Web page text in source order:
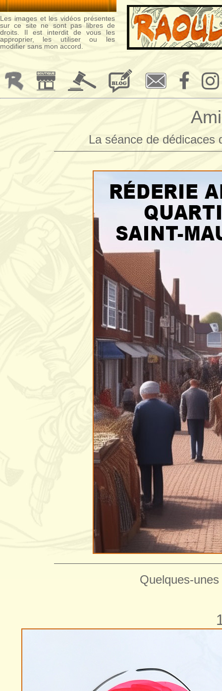
Les images et les vidéos présentes
sur ce site ne sont pas libres de
droits. Il est interdit de vous les
approprier, les utiliser ou les
modifier sans mon accord.
La séance de dédicaces
Quelques-